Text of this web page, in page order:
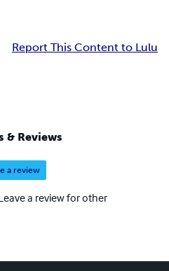
Report This Content to Lulu
& Reviews
a review
a review for other